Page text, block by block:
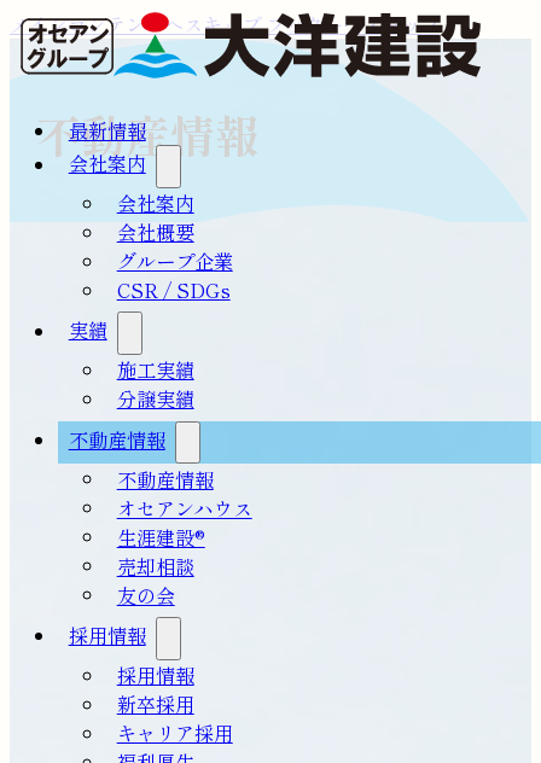
メインコンテンツへスキップフッターへスキップ
最新情報
会社案内
会社案内
会社概要
グループ企業
CSR / SDGs
実績
施工実績
分譲実績
不動産情報
不動産情報
オセアンハウス
生涯建設®
売却相談
友の会
採用情報
採用情報
新卒採用
キャリア採用
不動産情報